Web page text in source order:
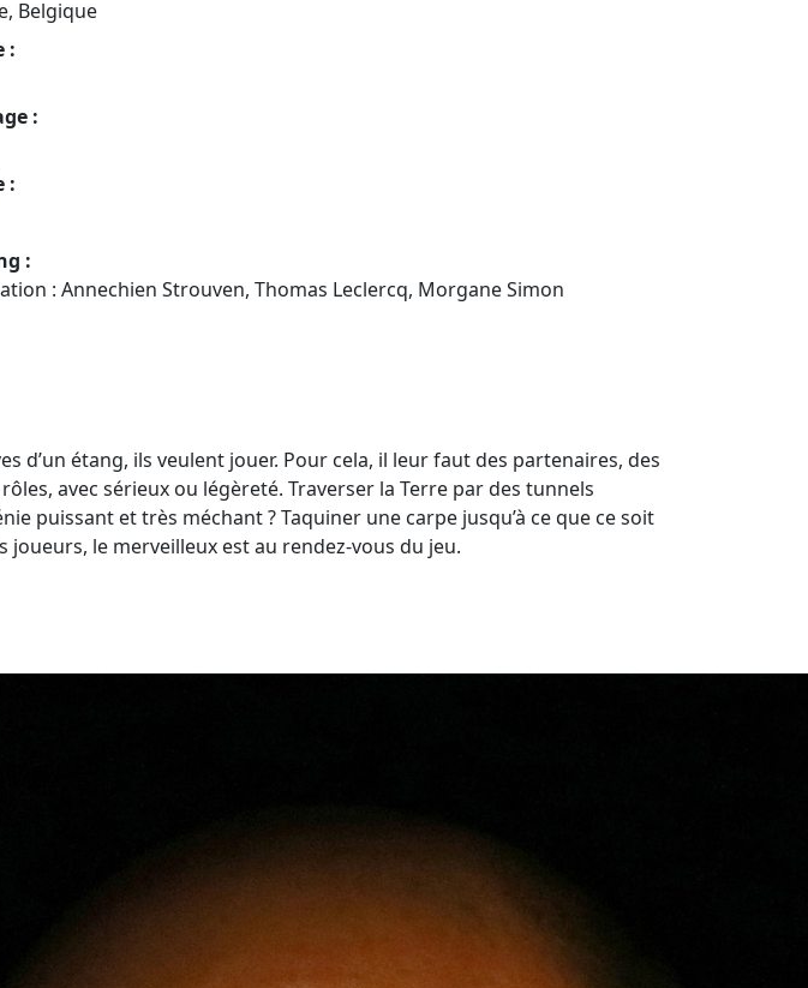
Belgique
:
:
:
:
: Annechien Strouven, Thomas Leclercq, Morgane Simon
d’un étang, ils veulent jouer. Pour cela, il leur faut des partenaires, des
avec sérieux ou légèreté. Traverser la Terre par des tunnels
puissant et très méchant ? Taquiner une carpe jusqu’à ce que ce soit
joueurs, le merveilleux est au rendez-vous du jeu.